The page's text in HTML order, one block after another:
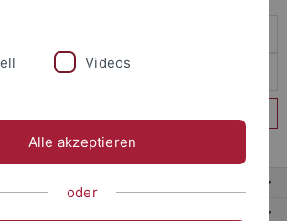
Videos
Alle akzeptieren
oder